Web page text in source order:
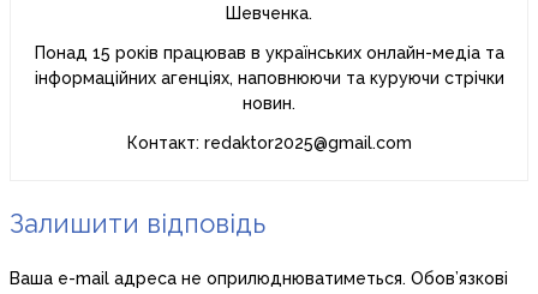
Шевченка.
Понад 15 років працював в українських онлайн-медіа та
інформаційних агенціях, наповнюючи та куруючи стрічки
новин.
Контакт: redaktor2025@gmail.com
Залишити відповідь
Ваша e-mail адреса не оприлюднюватиметься. Обов’язкові